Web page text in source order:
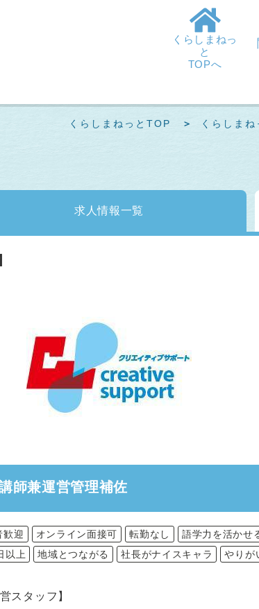
くらしまねっ
と
TOPへ
くらしまねっとTOP くらしま
求人情報一覧
師兼運営管理補佐
歓迎 オンライン面接可 転勤なし 語学力を活かせ
以上 地域とつながる 社長がナイスキャラ やりが
スタッフ】